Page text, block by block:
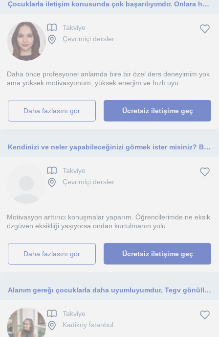
Çocuklarla iletişim konusunda çok başarılıyımdır. Onlara herhangi bir şey öğretmekten zevk duyarım.
Takviye
Çevrimiçi dersler
Daha önce profesyonel anlamda bire bir özel ders deneyimim yok
ama yüksek motivasyonum, yüksek enerjim ve hızlı uyu...
daha fazlasını gör Ücretsiz iletişime geç
Kendinizi ve neler yapabileceğinizi görmek ister misiniz? Başlayalım.
Takviye
Çevrimiçi dersler
Motivasyon arttırıcı konuşmalar yaparım. Öğrencilerimde ne eksik
özgüven eksikliği yaşıyorsa ondan kurtulmanın yolu...
daha fazlasını gör Ücretsiz iletişime geç
Alanım gereğı çocuklarla daha uyumluyumdur, Tegv gönüllüsüyüm yani ders vermeye aslında alışığım. Sabırlı ve uyumlu biriyimdir.
Takviye
Kadiköy İstanbul